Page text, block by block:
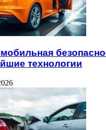
технологии